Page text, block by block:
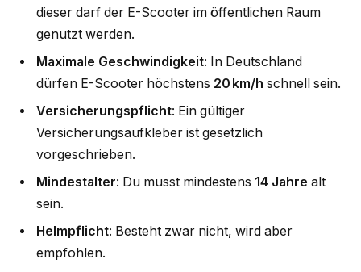
dieser darf der E-Scooter im öffentlichen Raum
genutzt werden.
Maximale Geschwindigkeit: In Deutschland
dürfen E-Scooter höchstens 20 km/h schnell sein.
Versicherungspflicht: Ein gültiger
Versicherungsaufkleber ist gesetzlich
vorgeschrieben.
Mindestalter: Du musst mindestens 14 Jahre alt
sein.
Helmpflicht: Besteht zwar nicht, wird aber
empfohlen.